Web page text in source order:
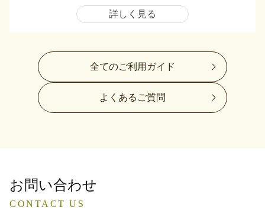
詳しく見る
全てのご利用ガイド
よくあるご質問
お問い合わせ
CONTACT US